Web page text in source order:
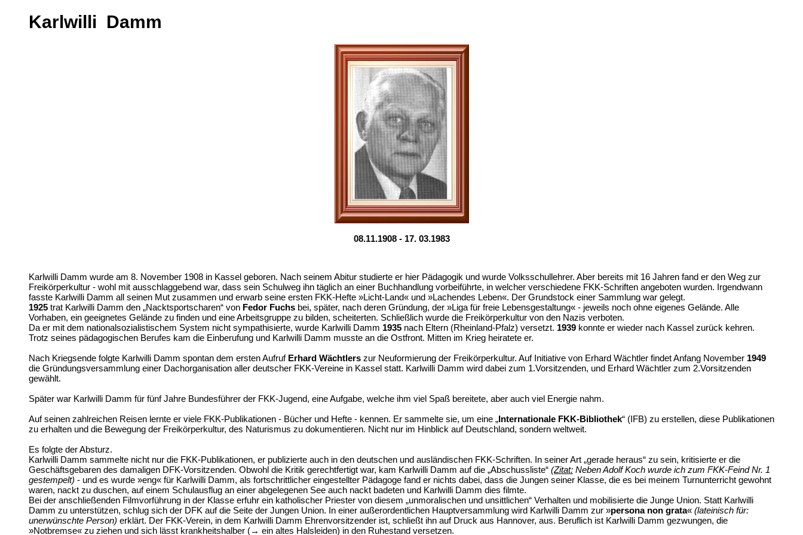
Karlwilli Damm
08.11.1908 - 17. 03.1983
Karlwilli Damm wurde am 8. November 1908 in Kassel geboren. Nach seinem Abitur studierte er hier Pädagogik und wurde Volksschullehrer. Aber bereits mit 16 Jahren fand er den Weg zur
Freikörperkultur - wohl mit ausschlaggebend war, dass sein Schulweg ihn täglich an einer Buchhandlung vorbeiführte, in welcher verschiedene FKK-Schriften angeboten wurden. Irgendwann
fasste Karlwilli Damm all seinen Mut zusammen und erwarb seine ersten FKK-Hefte »Licht-Land« und »Lachendes Leben«. Der Grundstock einer Sammlung war gelegt.
1925 trat Karlwilli Damm den „Nacktsportscharen“ von Fedor Fuchs bei, später, nach deren Gründung, der »Liga für freie Lebensgestaltung« - jeweils noch ohne eigenes Gelände. Alle
Vorhaben, ein geeignetes Gelände zu finden und eine Arbeitsgruppe zu bilden, scheiterten. Schließlich wurde die Freikörperkultur von den Nazis verboten.
Da er mit dem nationalsozialistischem System nicht sympathisierte, wurde Karlwilli Damm 1935 nach Eltern (Rheinland-Pfalz) versetzt. 1939 konnte er wieder nach Kassel zurück kehren.
Trotz seines pädagogischen Berufes kam die Einberufung und Karlwilli Damm musste an die Ostfront. Mitten im Krieg heiratete er.
Nach Kriegsende folgte Karlwilli Damm spontan dem ersten Aufruf Erhard Wächtlers zur Neuformierung der Freikörperkultur. Auf Initiative von Erhard Wächtler findet Anfang November 1949
die Gründungsversammlung einer Dachorganisation aller deutscher FKK-Vereine in Kassel statt. Karlwilli Damm wird dabei zum 1.Vorsitzenden, und Erhard Wächtler zum 2.Vorsitzenden
gewählt.
Später war Karlwilli Damm für fünf Jahre Bundesführer der FKK-Jugend, eine Aufgabe, welche ihm viel Spaß bereitete, aber auch viel Energie nahm.
Auf seinen zahlreichen Reisen lernte er viele FKK-Publikationen - Bücher und Hefte - kennen. Er sammelte sie, um eine „Internationale FKK-Bibliothek“ (IFB) zu erstellen, diese Publikationen
zu erhalten und die Bewegung der Freikörperkultur, des Naturismus zu dokumentieren. Nicht nur im Hinblick auf Deutschland, sondern weltweit.
Es folgte der Absturz.
Karlwilli Damm sammelte nicht nur die FKK-Publikationen, er publizierte auch in den deutschen und ausländischen FKK-Schriften. In seiner Art „gerade heraus“ zu sein, kritisierte er die
Geschäftsgebaren des damaligen DFK-Vorsitzenden. Obwohl die Kritik gerechtfertigt war, kam Karlwilli Damm auf die „Abschussliste“ (Zitat: Neben Adolf Koch wurde ich zum FKK-Feind Nr. 1
gestempelt) - und es wurde »eng« für Karlwilli Damm, als fortschrittlicher eingestellter Pädagoge fand er nichts dabei, dass die Jungen seiner Klasse, die es bei meinem Turnunterricht gewohnt
waren, nackt zu duschen, auf einem Schulausflug an einer abgelegenen See auch nackt badeten und Karlwilli Damm dies filmte.
Bei der anschließenden Filmvorführung in der Klasse erfuhr ein katholischer Priester von diesem „unmoralischen und unsittlichen“ Verhalten und mobilisierte die Junge Union. Statt Karlwilli
Damm zu unterstützen, schlug sich der DFK auf die Seite der Jungen Union. In einer außerordentlichen Hauptversammlung wird Karlwilli Damm zur »persona non grata« (lateinisch für:
unerwünschte Person) erklärt. Der FKK-Verein, in dem Karlwilli Damm Ehrenvorsitzender ist, schließt ihn auf Druck aus Hannover, aus. Beruflich ist Karlwilli Damm gezwungen, die
»Notbremse« zu ziehen und sich lässt krankheitshalber (→ ein altes Halsleiden) in den Ruhestand versetzen.